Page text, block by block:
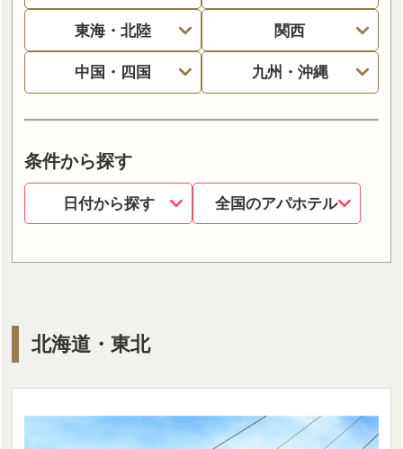
東海・北陸 関西
中国・四国 九州・沖縄
条件から探す
日付から探す 全国のアパホテル
北海道・東北